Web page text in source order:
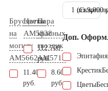
Брусчатка
на
могилу
AM5662
11.400
руб.
Цветы
AM5838
112.700
руб.
Пара
красных
гвоздик
AM5712
8.600
руб.
1 шт.9.000
Доп.
Эпитафия
Крестик
Цветы